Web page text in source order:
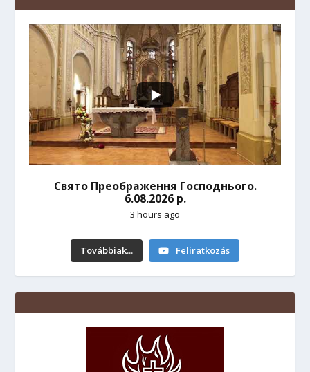
Свято Преображення Господнього.
6.08.2026 р.
3 hours ago
Továbbiak... Feliratkozás